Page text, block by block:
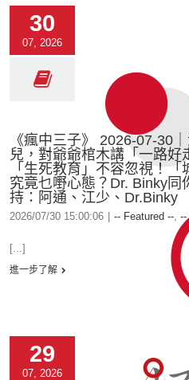
30
07, 2026
《瘋中三子》 2026-07-30
兒，對爺爺棺木講「一路好
「生死教育」不容忽視！
究竟乜嘢心態？Dr. Binky同
持：阿通、江少、Dr.Binky
2026/07/30 15:00:06 -- Featured --, --
[...]
進一步了解
29
07, 2026